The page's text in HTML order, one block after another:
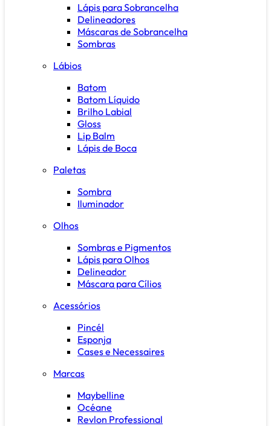
Lápis para Sobrancelha
Delineadores
Máscaras de Sobrancelha
Sombras
Lábios
Batom
Batom Líquido
Brilho Labial
Gloss
Lip Balm
Lápis de Boca
Paletas
Sombra
Iluminador
Olhos
Sombras e Pigmentos
Lápis para Olhos
Delineador
Máscara para Cílios
Acessórios
Pincél
Esponja
Cases e Necessaires
Marcas
Maybelline
Océane
Revlon Professional